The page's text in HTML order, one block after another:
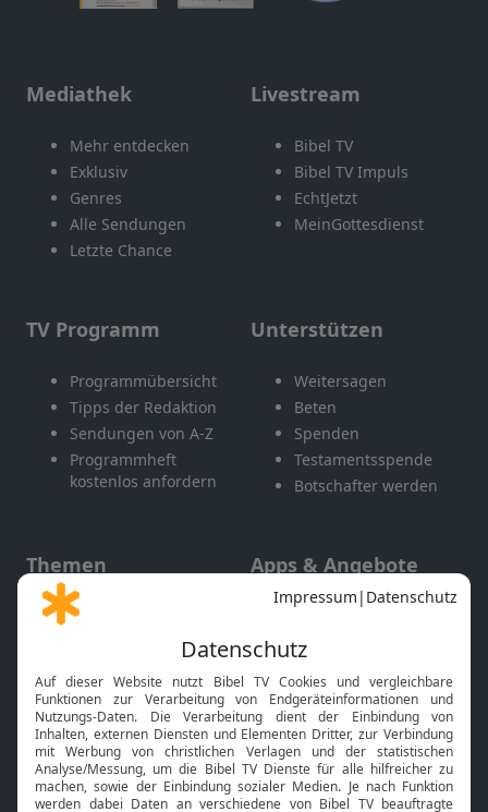
Mediathek
Mehr entdecken
Exklusiv
Genres
Alle Sendungen
Letzte Chance
Livestream
Bibel TV
Bibel TV Impuls
EchtJetzt
MeinGottesdienst
TV Programm
Programmübersicht
Tipps der Redaktion
Sendungen von A-Z
Programmheft
kostenlos anfordern
Unterstützen
Weitersagen
Beten
Spenden
Testamentsspende
Botschafter werden
Themen
Gott und Bibel erklärt
Neuigkeiten
Apps & Angebote
Mobile App
Smart TV
HbbTV
Bibelthek Online-Bibel
Nächster Gottesdienst